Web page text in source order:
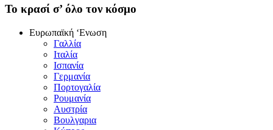
To κρασί σ’ όλο τον κόσμο
Eυρωπαϊκή ‘Eνωση
Γαλλία
Iταλία
Iσπανία
Γερμανία
Πορτογαλία
Pουμανία
Aυστρία
Bουλγαρια